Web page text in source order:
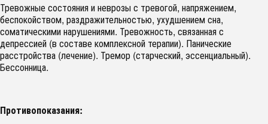
Тревожные состояния и неврозы с тревогой, напряжением,
беспокойством, раздражительностью, ухудшением сна,
соматическими нарушениями. Тревожность, связанная с
депрессией (в составе комплексной терапии). Панические
расстройства (лечение). Тремор (старческий, эссенциальный).
Бессонница.
Противопоказания: